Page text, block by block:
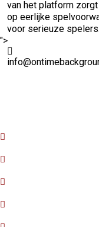
van het platform
op eerlijke
voor serieuze spelers.
">